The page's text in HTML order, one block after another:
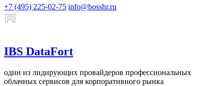
+7 (495) 225-02-75 info@bosshr.ru
IBS DataFort
один из лидирующих провайдеров профессиональных
облачных сервисов для корпоративного рынка